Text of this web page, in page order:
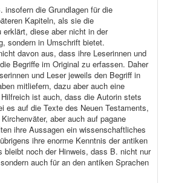
insofern die Grundlagen für die
Kapiteln, als sie die
erklärt, diese aber nicht in der
sondern in Umschrift bietet.
davon aus, dass ihre Leserinnen und
Begriffe im Original zu erfassen. Daher
und Leser jeweils den Begriff in
mitliefern, dazu aber auch eine
ist auch, dass die Autorin stets
es auf die Texte des Neuen Testaments,
aber auch auf pagane
ihre Aussagen ein wissenschaftliches
ihre enorme Kenntnis der antiken
bleibt noch der Hinweis, dass B. nicht nur
auch für an den antiken Sprachen